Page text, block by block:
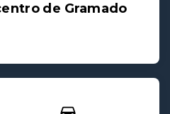
de Gramado